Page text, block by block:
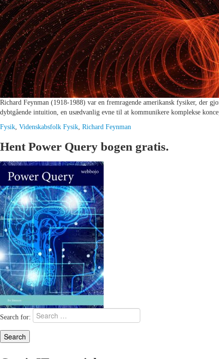
Richard Feynman (1918-1988) var en fremragende amerikansk fysiker, der
dybtgående intuition, en usædvanlig evne til at kommunikere komplekse
Fysik, Videnskabsfolk Fysik, Richard Feynman
Hent Power Query bogen gratis.
Search for: